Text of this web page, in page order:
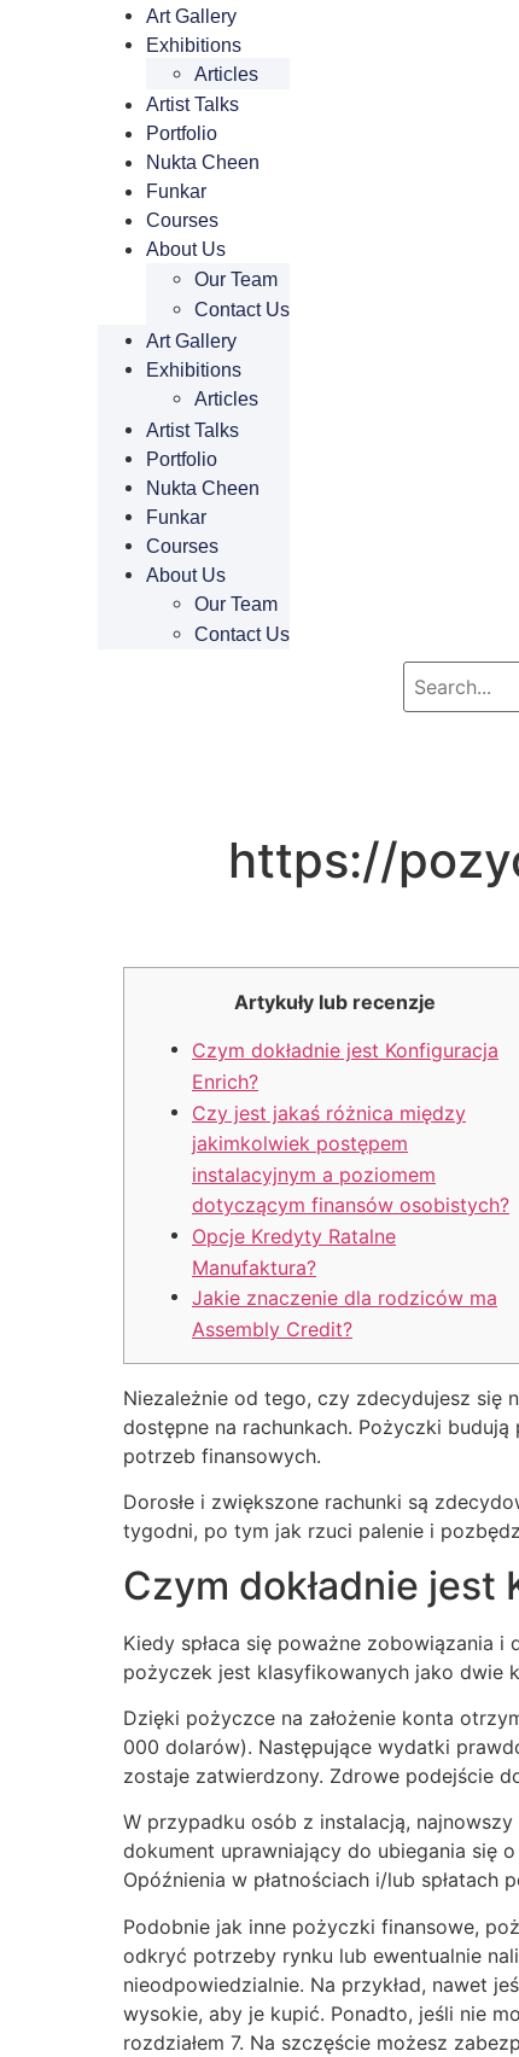
Art Gallery
Exhibitions
Articles
Artist Talks
Portfolio
Nukta Cheen
Funkar
Courses
About Us
Our Team
Contact Us
Art Gallery
Exhibitions
Articles
Artist Talks
Portfolio
Nukta Cheen
Funkar
Courses
About Us
Our Team
Contact Us
https://
Artykuły lub recenzje
Czym dokładnie jest Konfiguracja
Enrich?
Czy jest jakaś różnica między
jakimkolwiek postępem
instalacyjnym a poziomem
dotyczącym finansów osobistych?
Opcje Kredyty Ratalne
Manufaktura?
Jakie znaczenie dla rodziców ma
Assembly Credit?
Niezależnie od tego, czy zdecydujesz się
dostępne na rachunkach. Pożyczki
potrzeb finansowych.
Dorosłe i zwiększone rachunki są
tygodni, po tym jak rzuci palenie i
Czym dokładnie jest
Kiedy spłaca się poważne zobowiązania
pożyczek jest klasyfikowanych jako dwie
Dzięki pożyczce na założenie konta
000 dolarów). Następujące wydatki
zostaje zatwierdzony. Zdrowe podejście
W przypadku osób z instalacją,
dokument uprawniający do ubiegania się
Opóźnienia w płatnościach i/lub spłatach
Podobnie jak inne pożyczki finansowe,
odkryć potrzeby rynku lub ewentualnie
nieodpowiedzialnie. Na przykład, nawet
wysokie, aby je kupić. Ponadto, jeśli nie
rozdziałem 7. Na szczęście możesz